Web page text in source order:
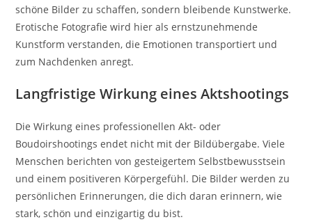
schöne Bilder zu schaffen, sondern bleibende Kunstwerke.
Erotische Fotografie wird hier als ernstzunehmende
Kunstform verstanden, die Emotionen transportiert und
zum Nachdenken anregt.
Langfristige Wirkung eines Aktshootings
Die Wirkung eines professionellen Akt- oder
Boudoirshootings endet nicht mit der Bildübergabe. Viele
Menschen berichten von gesteigertem Selbstbewusstsein
und einem positiveren Körpergefühl. Die Bilder werden zu
persönlichen Erinnerungen, die dich daran erinnern, wie
stark, schön und einzigartig du bist.